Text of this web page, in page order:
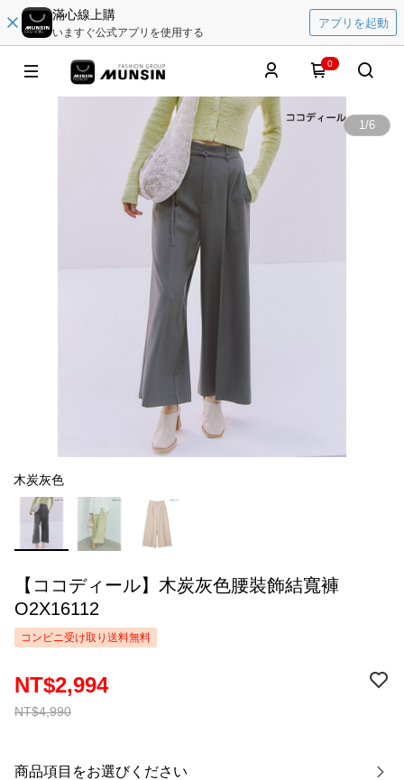
滿心線上購
いますぐ公式アプリを使用する
アプリを起動
0
1/6
木炭灰色
【ココディール】木炭灰色腰裝飾結寬褲
O2X16112
コンビニ受け取り送料無料
NT$4,990
NT$2,994
商品項目をお選びください